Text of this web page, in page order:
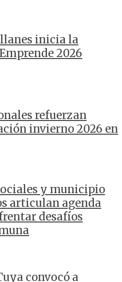
inicia la
2026
refuerzan
invierno 2026 en
y municipio
articulan agenda
desafíos
convocó a